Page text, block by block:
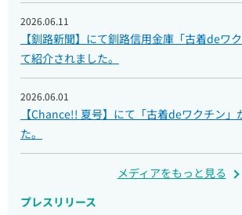
2026.06.11
【釧路新聞】にて釧路信用金庫「古着deワ
て紹介されました。
2026.06.01
【Chance!! 夏号】にて「古着deワクチン」
た。
メディアをもっと見る
プレスリリース